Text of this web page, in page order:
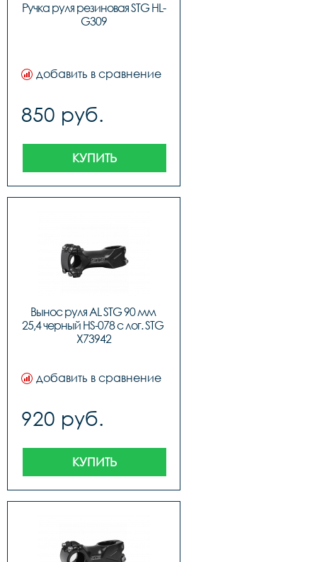
Ручка руля резиновая STG HL-
G309
добавить в сравнение
850 руб.
КУПИТЬ
Вынос руля AL STG 90 мм
25,4 черный HS-078 с лог. STG
Х73942
добавить в сравнение
920 руб.
КУПИТЬ